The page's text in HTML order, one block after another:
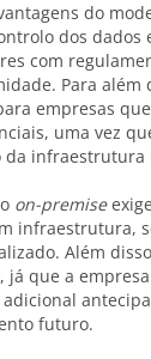
do
dos dados
com
Para além
empresas
uma vez
da infraestrutura
on-premise
infraestrutura,
Além
já que a
futuro.